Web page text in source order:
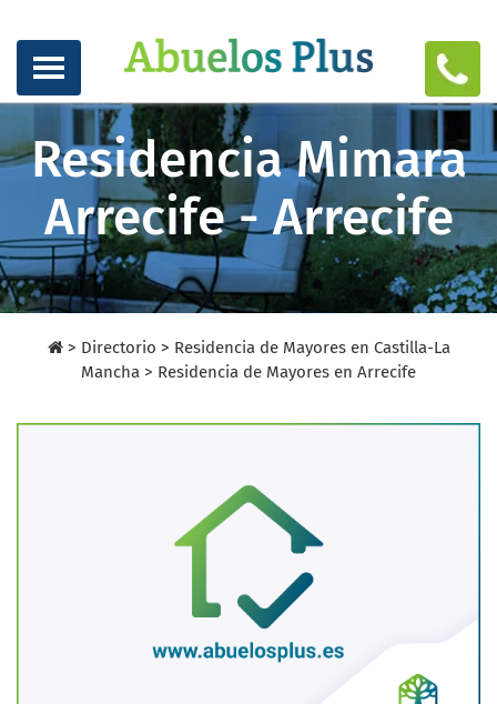
Residencia Mimara
Arrecife - Arrecife
> Directorio > Residencia de Mayores en Castilla-La
Mancha > Residencia de Mayores en Arrecife